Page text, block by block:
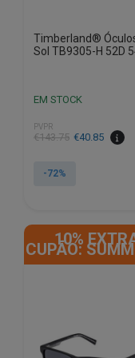
Timberland®
Sol TB9305-H 52D
EM STOCK
PVPR
€143.75
O
original
€40.85
O
atual
-72%
10%
CUPÃO: